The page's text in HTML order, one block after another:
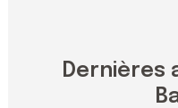
Dernières